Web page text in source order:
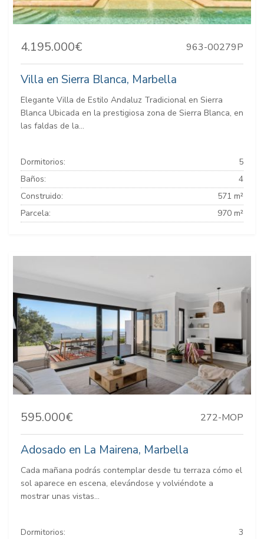
4.195.000€ 963-00279P
Villa en Sierra Blanca, Marbella
Elegante Villa de Estilo Andaluz Tradicional en Sierra
Blanca Ubicada en la prestigiosa zona de Sierra Blanca, en
las faldas de la...
Dormitorios:
5
Baños:
4
Construido:
571 m²
Parcela:
970 m²
595.000€ 272-MOP
Adosado en La Mairena, Marbella
Cada mañana podrás contemplar desde tu terraza cómo el
sol aparece en escena, elevándose y volviéndote a
mostrar unas vistas...
Dormitorios:
3